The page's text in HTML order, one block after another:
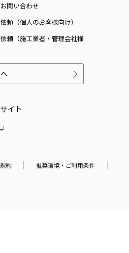
問い合わせ
頼（個人のお客様向け）
頼（施工業者・管理会社様
イト
約 推奨環境・ご利用条件